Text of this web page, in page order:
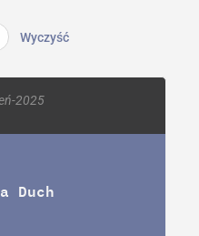
Wyczyść
2025
Duch